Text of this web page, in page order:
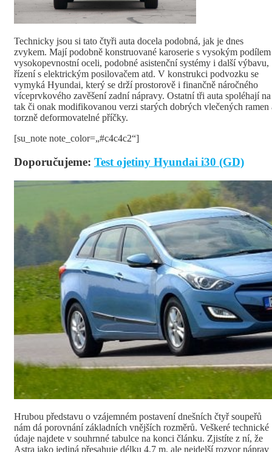
Technicky jsou si tato čtyři auta docela podobná, jak je dnes
zvykem. Mají podobně konstruované karoserie s vysokým podílem
vysokopevnostní oceli, podobné asistenční systémy i další výbavu,
řízení s elektrickým posilovačem atd. V konstrukci podvozku se
vymyká Hyundai, který se drží prostorově i finančně náročného
víceprvkového zavěšení zadní nápravy. Ostatní tři auta spoléhají na
tak či onak modifikovanou verzi starých dobrých vlečených ramen
torzně deformovatelné příčky.
[su_note note_color=„#c4c4c2“]
Doporučujeme: Test ojetiny Hyundai i30 (GD)
Hrubou představu o vzájemném postavení dnešních čtyř soupeřů
nám dá porovnání základních vnějších rozměrů. Veškeré technické
údaje najdete v souhrnné tabulce na konci článku. Zjistíte z ní, že
Astra jako jediná přesahuje délku 4,7 m, ale nejdelší rozvor náprav